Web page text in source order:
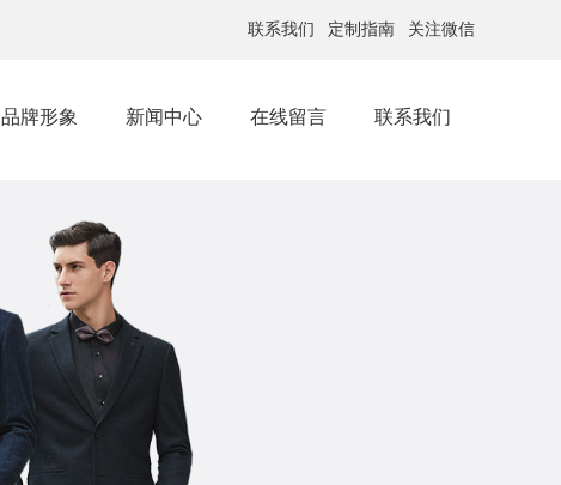
联系我们 定制指南 关注微信
品牌形象 新闻中心 在线留言 联系我们